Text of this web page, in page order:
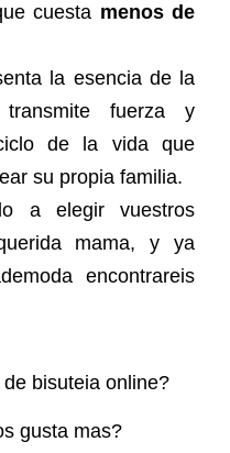
cuesta menos de
la esencia de la
fuerza y
de la vida que
su propia familia.
a elegir vuestros
mama, y ya
encontrareis
bisuteia online?
gusta mas?